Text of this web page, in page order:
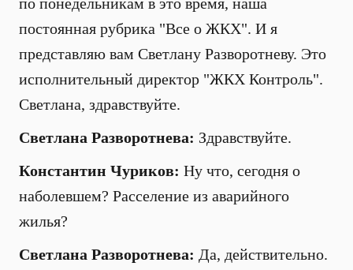
постоянная рубрика "Все о ЖКХ". И я
представляю вам Светлану Разворотневу. Это
исполнительный директор "ЖКХ Контроль".
Светлана, здравствуйте.
Светлана Разворотнева: Здравствуйте.
Константин Чуриков: Ну что, сегодня о
наболевшем? Расселение из аварийного
жилья?
Светлана Разворотнева: Да, действительно.